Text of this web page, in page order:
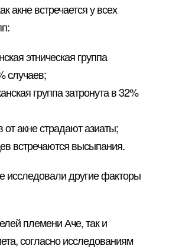
акне встречается у всех
этническая группа
случаев;
группа затронута в 32%
от акне страдают азиаты;
встречаются высыпания.
исследовали другие факторы
племени Аче, так и
согласно исследованиям